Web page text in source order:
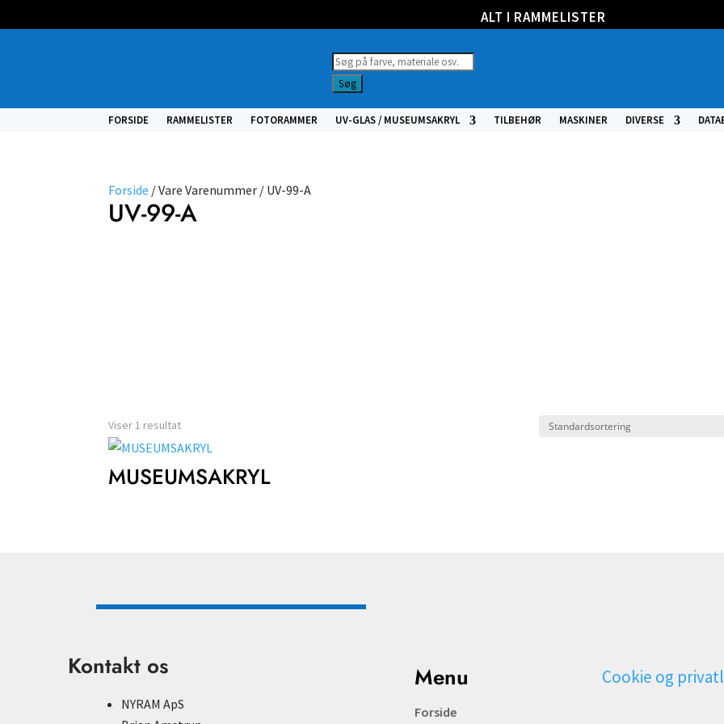
ALT I RAMMELISTER
Products
search
Søg
FORSIDE RAMMELISTER FOTORAMMER UV-GLAS / MUSEUMSAKRYL TILBEHØR MASKINER DIVERSE
Forside / Vare Varenummer / UV-99-A
UV-99-A
Viser 1 resultat
MUSEUMSAKRYL
Kontakt os
NYRAM ApS
Menu
Forside
Cookie og